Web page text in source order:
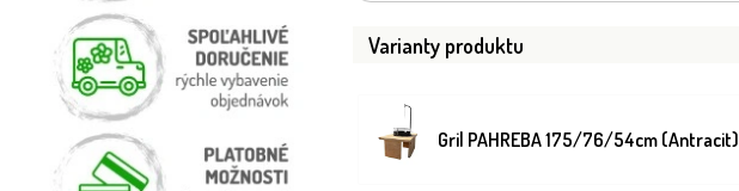
Varianty produktu
Gril PAHREBA 175/76/54cm (Antracit)